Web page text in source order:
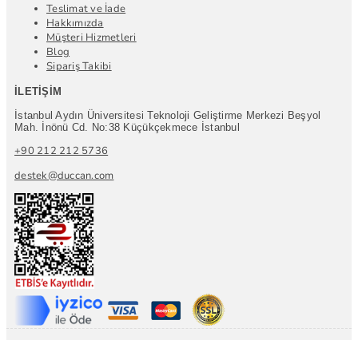
Teslimat ve İade
Hakkımızda
Müşteri Hizmetleri
Blog
Sipariş Takibi
İLETIŞIM
İstanbul Aydın Üniversitesi Teknoloji Geliştirme Merkezi Beşyol
Mah. İnönü Cd. No:38 Küçükçekmece İstanbul
+90 212 212 5736
destek@duccan.com